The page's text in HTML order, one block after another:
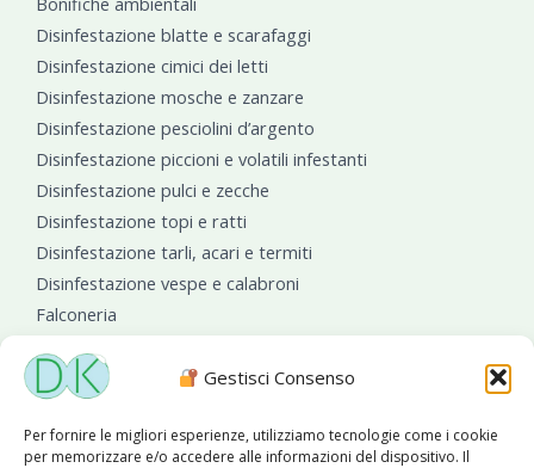
Gestisci Consenso
Per fornire le migliori esperienze, utilizziamo tecnologie come i cookie
per memorizzare e/o accedere alle informazioni del dispositivo. Il
Disinfestazione blatte e scarafaggi
Disinfestazione cimici dei letti
Disinfestazione mosche e zanzare
Disinfestazione pesciolini d’argento
Disinfestazione piccioni e volatili infestanti
Disinfestazione pulci e zecche
Disinfestazione topi e ratti
Disinfestazione tarli, acari e termiti
Disinfestazione vespe e calabroni
Falconeria